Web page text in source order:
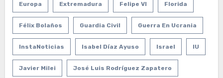
Europa Extremadura Felipe VI Florida
Félix Bolaños Guardia Civil Guerra En Ucrania
InstaNoticias Isabel Díaz Ayuso Israel IU
Javier Milei José Luis Rodríguez Zapatero